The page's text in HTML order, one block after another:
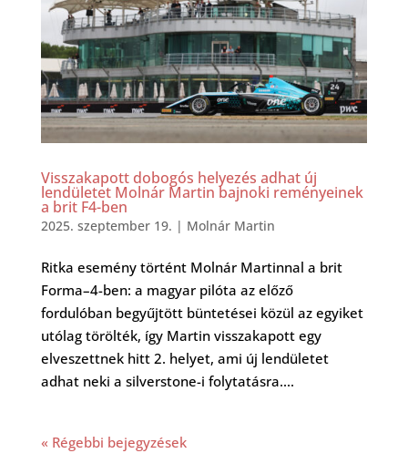
Visszakapott dobogós helyezés adhat új
lendületet Molnár Martin bajnoki reményeinek
a brit F4-ben
2025. szeptember 19. | Molnár Martin
Ritka esemény történt Molnár Martinnal a brit
Forma–4-ben: a magyar pilóta az előző
fordulóban begyűjtött büntetései közül az egyiket
utólag törölték, így Martin visszakapott egy
elveszettnek hitt 2. helyet, ami új lendületet
adhat neki a silverstone-i folytatásra....
« Régebbi bejegyzések